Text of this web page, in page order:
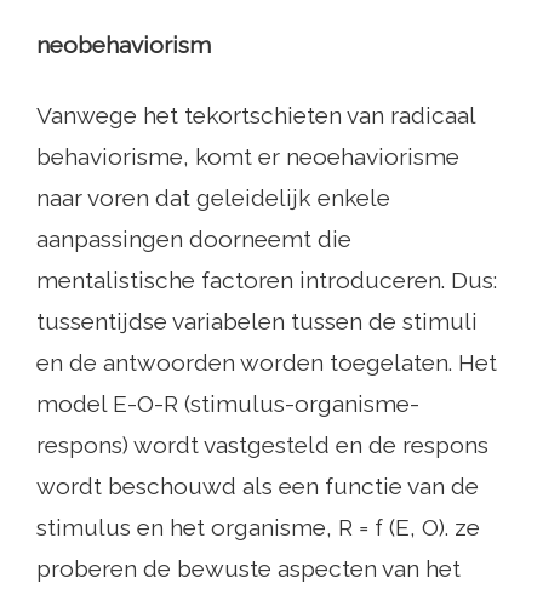
neobehaviorism
Vanwege het tekortschieten van radicaal
behaviorisme, komt er neoehaviorisme
naar voren dat geleidelijk enkele
aanpassingen doorneemt die
mentalistische factoren introduceren. Dus:
tussentijdse variabelen tussen de stimuli
en de antwoorden worden toegelaten. Het
model E-O-R (stimulus-organisme-
respons) wordt vastgesteld en de respons
wordt beschouwd als een functie van de
stimulus en het organisme, R = f (E, O). ze
proberen de bewuste aspecten van het